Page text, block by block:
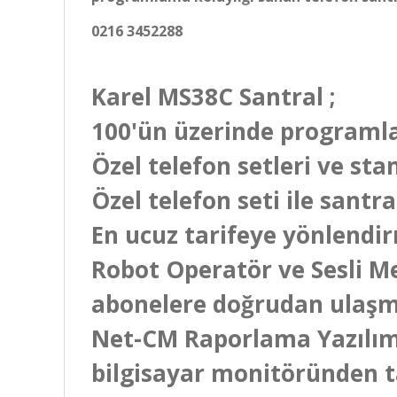
0216 3452288
Karel MS38C Santral ;
100'ün üzerinde
Özel telefon setleri ve
Özel telefon seti ile
En ucuz tarifeye
Robot Operatör ve Sesli
abonelere doğrudan
Net-CM Raporlama
bilgisayar monitöründen